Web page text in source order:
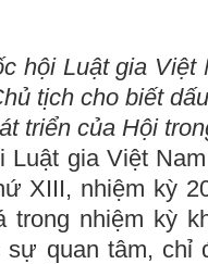
hội Luật gia Việt
tịch cho biết
triển của Hội
Luật gia Việt
XIII, nhiệm kỳ
trong nhiệm kỳ
quan tâm, chỉ